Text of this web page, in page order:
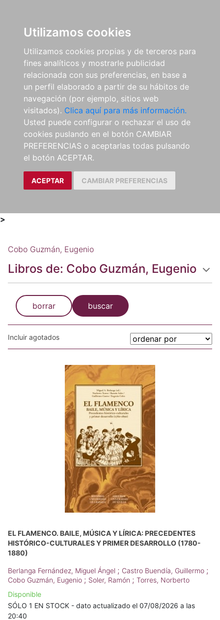
Utilizamos cookies
Utilizamos cookies propias y de terceros para
fines analíticos y mostrarle publicidad
relacionada con sus preferencias, en base a
un perfil elaborado a partir de su hábitos de
navegación (por ejemplo, sitios web
visitados). Clica aquí para más información.
Usted puede configurar o rechazar el uso de
cookies puslando en el botón CAMBIAR
PREFERENCIAS o aceptarlas todas pulsando
el botón ACEPTAR.
ACEPTAR CAMBIAR PREFERENCIAS
>
Cobo Guzmán, Eugenio
Libros de: Cobo Guzmán, Eugenio
borrar buscar
Incluir agotados
EL FLAMENCO. BAILE, MÚSICA Y LÍRICA: PRECEDENTES
HISTÓRICO-CULTURALES Y PRIMER DESARROLLO (1780-
1880)
Berlanga Fernández, Miguel Ángel ; Castro Buendía, Guillermo ;
Cobo Guzmán, Eugenio ; Soler, Ramón ; Torres, Norberto
Disponible
SÓLO 1 EN STOCK - dato actualizado el 07/08/2026 a las
20:40